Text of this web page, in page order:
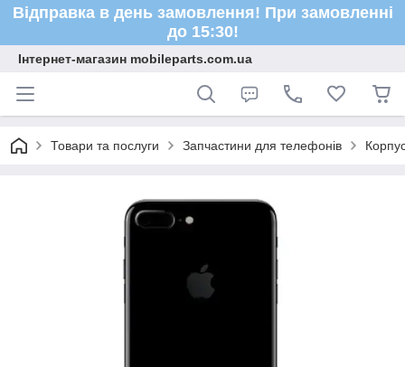
Відправка в день замовлення! При замовленні
до 15:30!
Інтернет-магазин mobileparts.com.ua
Товари та послуги Запчастини для телефонів